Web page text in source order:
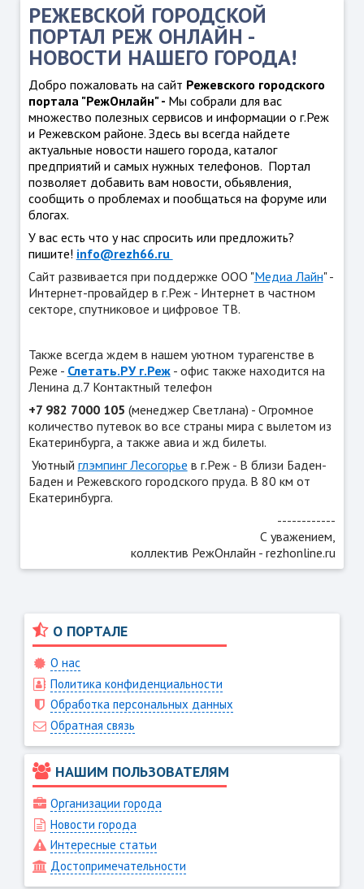
РЕЖЕВСКОЙ ГОРОДСКОЙ
ПОРТАЛ РЕЖ ОНЛАЙН -
НОВОСТИ НАШЕГО ГОРОДА!
Добро пожаловать на сайт Режевского городского
портала "РежОнлайн" - Мы собрали для вас
множество полезных сервисов и информации о г.Реж
и Режевском районе. Здесь вы всегда найдете
актуальные новости нашего города, каталог
предприятий и самых нужных телефонов. Портал
позволяет добавить вам новости, обьявления,
сообщить о проблемах и пообщаться на форуме или
блогах.
У вас есть что у нас спросить или предложить?
пишите! info@rezh66.ru
Сайт развивается при поддержке ООО "Медиа Лайн" -
Интернет-провайдер в г.Реж - Интернет в частном
секторе, спутниковое и цифровое ТВ.
Также всегда ждем в нашем уютном турагенстве в
Реже - Слетать.РУ г.Реж- офис также находится на
Ленина д.7 Контактный телефон
+7 982 7000 105 (менеджер Светлана) - Огромное
количество путевок во все страны мира с вылетом из
Екатеринбурга, а также авиа и жд билеты.
Уютный глэмпинг Лесогорье в г.Реж - В близи Баден-
Баден и Режевского городского пруда. В 80 км от
Екатеринбурга.
------------
С уважением,
коллектив РежОнлайн - rezhonline.ru
О ПОРТАЛЕ
О нас
Политика конфиденциальности
Обработка персональных данных
Обратная связь
НАШИМ ПОЛЬЗОВАТЕЛЯМ
Организации города
Новости города
Интересные статьи
Достопримечательности